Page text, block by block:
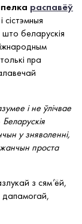
распавёў
беларускія
пра
і не ўлічвае
Беларускія
у зняволенні,
проста
з сям’ёй,